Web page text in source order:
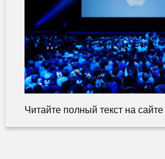
Читайте полный текст на сайте